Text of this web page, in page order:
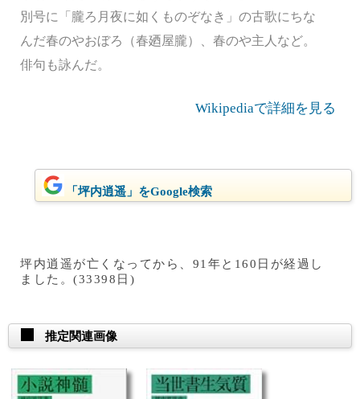
別号に「朧ろ月夜に如くものぞなき」の古歌にちな
んだ春のやおぼろ（春廼屋朧）、春のや主人など。
俳句も詠んだ。
Wikipediaで詳細を見る
「坪内逍遥」をGoogle検索
坪内逍遥が亡くなってから、91年と160日が経過し
ました。(33398日)
推定関連画像